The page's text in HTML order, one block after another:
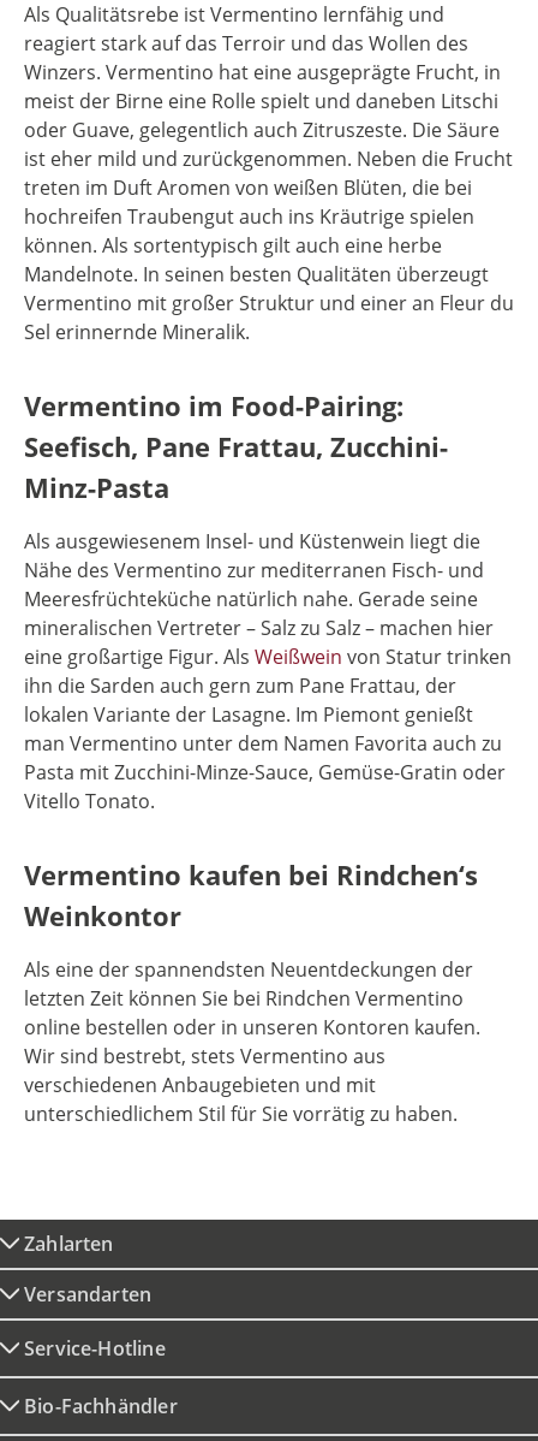
Als Qualitätsrebe ist Vermentino lernfähig und
reagiert stark auf das Terroir und das Wollen des
Winzers. Vermentino hat eine ausgeprägte Frucht, in
meist der Birne eine Rolle spielt und daneben Litschi
oder Guave, gelegentlich auch Zitruszeste. Die Säure
ist eher mild und zurückgenommen. Neben die Frucht
treten im Duft Aromen von weißen Blüten, die bei
hochreifen Traubengut auch ins Kräutrige spielen
können. Als sortentypisch gilt auch eine herbe
Mandelnote. In seinen besten Qualitäten überzeugt
Vermentino mit großer Struktur und einer an Fleur du
Sel erinnernde Mineralik.
Vermentino im Food-Pairing:
Seefisch, Pane Frattau, Zucchini-
Minz-Pasta
Als ausgewiesenem Insel- und Küstenwein liegt die
Nähe des Vermentino zur mediterranen Fisch- und
Meeresfrüchteküche natürlich nahe. Gerade seine
mineralischen Vertreter – Salz zu Salz – machen hier
eine großartige Figur. Als Weißwein von Statur trinken
ihn die Sarden auch gern zum Pane Frattau, der
lokalen Variante der Lasagne. Im Piemont genießt
man Vermentino unter dem Namen Favorita auch zu
Pasta mit Zucchini-Minze-Sauce, Gemüse-Gratin oder
Vitello Tonato.
Vermentino kaufen bei Rindchen‘s
Weinkontor
Als eine der spannendsten Neuentdeckungen der
letzten Zeit können Sie bei Rindchen Vermentino
online bestellen oder in unseren Kontoren kaufen.
Wir sind bestrebt, stets Vermentino aus
verschiedenen Anbaugebieten und mit
unterschiedlichem Stil für Sie vorrätig zu haben.
Zahlarten
Versandarten
Service-Hotline
Bio-Fachhändler